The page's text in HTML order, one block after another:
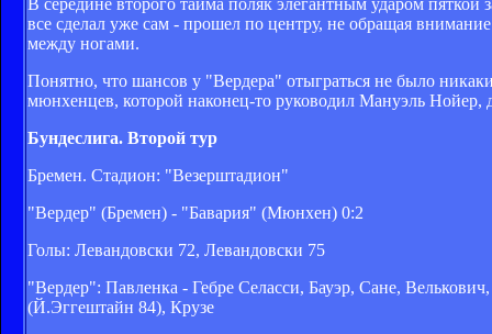
все сделал уже сам - прошел по центру, не обращая
между ногами.
Понятно, что шансов у "Вердера" отыграться не было
мюнхенцев, которой наконец-то руководил Мануэль Нойер,
Бундеслига. Второй тур
Бремен. Стадион: "Везерштадион"
"Вердер" (Бремен) - "Бавария" (Мюнхен) 0:2
Голы: Левандовски 72, Левандовски 75
"Вердер": Павленка - Гебре Селасси, Бауэр, Сане,
(Й.Эггештайн 84), Крузе